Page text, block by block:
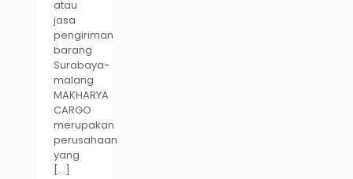
atau
jasa
pengiriman
barang
Surabaya-
malang
MAKHARYA
CARGO
merupakan
perusahaan
yang
[…]